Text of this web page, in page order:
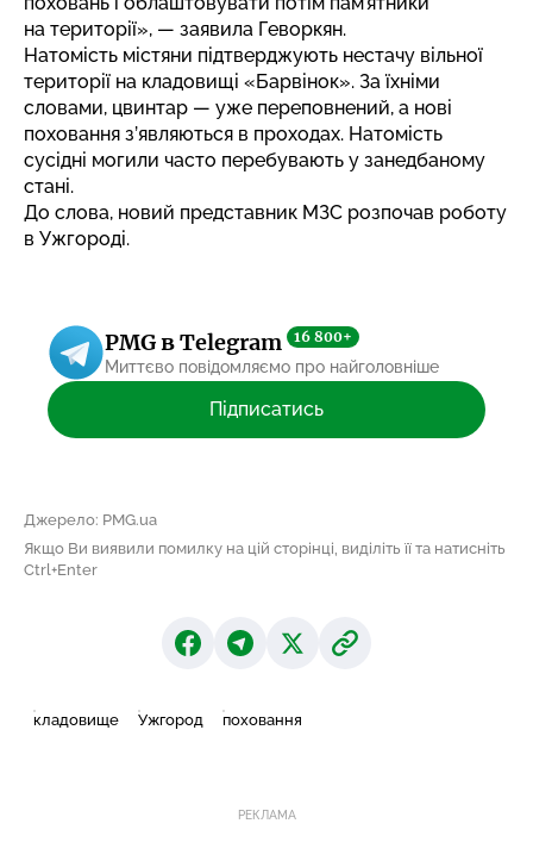
на території», — заявила Геворкян.
Натомість містяни підтверджують нестачу вільної
території на кладовищі «Барвінок». За їхніми
словами, цвинтар — уже переповнений, а нові
поховання з’являються в проходах. Натомість
сусідні могили часто перебувають у занедбаному
стані.
До слова, новий представник МЗС розпочав роботу
в Ужгороді.
PMG в Telegram 16 800+
Миттєво повідомляємо про найголовніше
Підписатись
Джерело: PMG.ua
Якщо Ви виявили помилку на цій сторінці, виділіть її та натисніть
Ctrl+Enter
кладовище Ужгород поховання
РЕКЛАМА